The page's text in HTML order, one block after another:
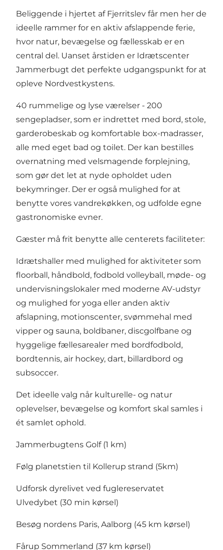
Beliggende i hjertet af Fjerritslev får men her de
ideelle rammer for en aktiv afslappende ferie,
hvor natur, bevægelse og fællesskab er en
central del. Uanset årstiden er Idrætscenter
Jammerbugt det perfekte udgangspunkt for at
opleve Nordvestkystens.
40 rummelige og lyse værelser - 200
sengepladser, som er indrettet med bord, stole,
garderobeskab og komfortable box-madrasser,
alle med eget bad og toilet. Der kan bestilles
overnatning med velsmagende forplejning,
som gør det let at nyde opholdet uden
bekymringer. Der er også mulighed for at
benytte vores vandrekøkken, og udfolde egne
gastronomiske evner.
Gæster må frit benytte alle centerets faciliteter:
Idrætshaller med mulighed for aktiviteter som
floorball, håndbold, fodbold volleyball, møde- og
undervisningslokaler med moderne AV-udstyr
og mulighed for yoga eller anden aktiv
afslapning, motionscenter, svømmehal med
vipper og sauna, boldbaner, discgolfbane og
hyggelige fællesarealer med bordfodbold,
bordtennis, air hockey, dart, billardbord og
subsoccer.
Det ideelle valg når kulturelle- og natur
oplevelser, bevægelse og komfort skal samles i
ét samlet ophold.
Jammerbugtens Golf (1 km)
Følg planetstien til Kollerup strand (5km)
Udforsk dyrelivet ved fuglereservatet
Ulvedybet (30 min kørsel)
Besøg nordens Paris, Aalborg (45 km kørsel)
Fårup Sommerland (37 km kørsel)